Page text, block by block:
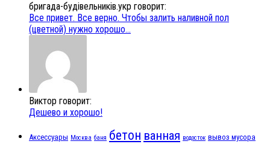
бригада-будівельників.укр говорит:
Все привет. Все верно. Чтобы залить наливной пол
(цветной) нужно хорошо...
Виктор говорит:
Дешево и хорошо!
Аксессуары Москва баня бетон ванная водосток вывоз мусора